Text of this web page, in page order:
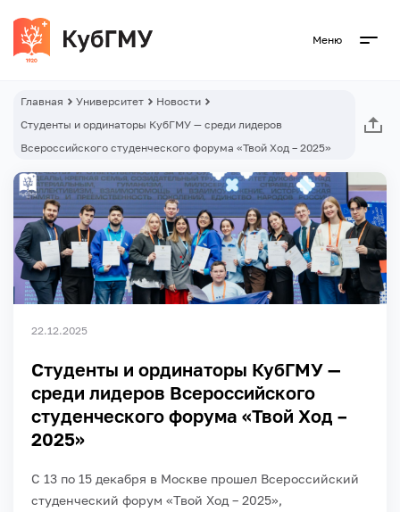
Меню
Главная Университет
Новости
Студенты и ординаторы КубГМУ — среди лидеров
Всероссийского студенческого форума «Твой Ход – 2025»
22.12.2025
Студенты и ординаторы КубГМУ —
среди лидеров Всероссийского
студенческого форума «Твой Ход –
2025»
С 13 по 15 декабря в Москве прошел Всероссийский
студенческий форум «Твой Ход – 2025»,